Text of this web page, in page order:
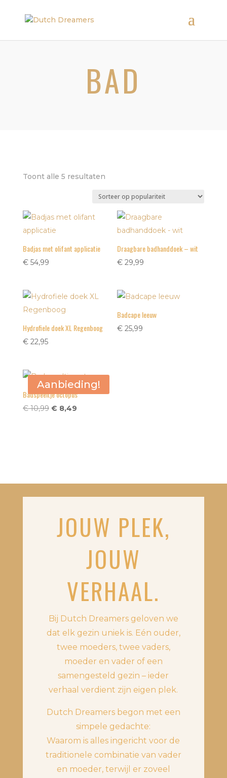
BAD
Toont alle 5 resultatenGesorteerd
populariteit
Badjas met olifant applicatie
€54,99
Draagbare badhanddoek – wit
€ 29,99
Hydrofiele doek XL Regenboog
€22,95
Badcape leeuw
€ 25,99
Aanbieding!
Badspeeltje octopus
€10,99 Oorspronkelijke
€ 8,49Huidige
JOUW PLEK,
JOUW
VERHAAL.
Bij Dutch Dreamers geloven we
dat elk gezin uniek is. Eén ouder,
twee moeders, twee vaders,
moeder en vader of een
samengesteld gezin – ieder
verhaal verdient zijn eigen plek.
Dutch Dreamers begon met een
simpele gedachte:
Waarom is alles ingericht voor de
traditionele combinatie van vader
en moeder, terwijl er zoveel